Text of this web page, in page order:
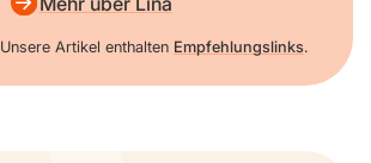
Unsere Artikel enthalten Empfehlungslinks.